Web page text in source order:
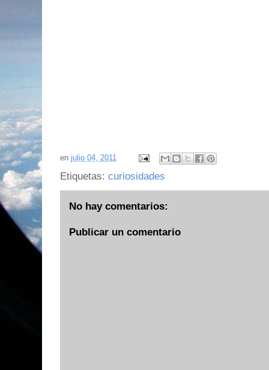
en julio 04, 2011
Etiquetas: curiosidades
No hay comentarios:
Publicar un comentario